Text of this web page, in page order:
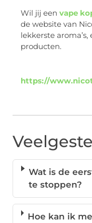
Wil jij een vape
de website van
lekkerste
producten.
https://
Wat is de
te stoppen?
Hoe kan ik